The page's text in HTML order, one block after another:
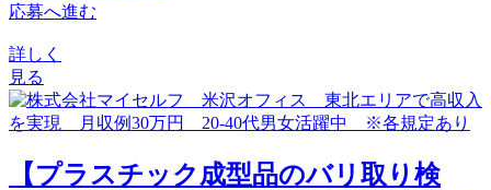
応募へ進む
詳しく
見る
【プラスチック成型品のバリ取り検